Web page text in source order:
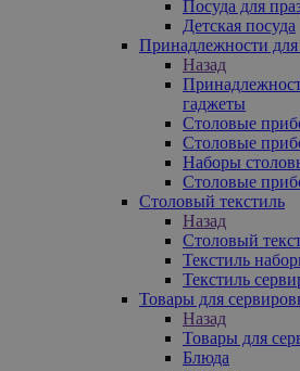
Посуда для
Детская посуда
Принадлежности
Назад
гаджеты
Столовые
Столовые
Наборы
Столовые
Столовый текстиль
Назад
Столовый
Текстиль
Текстиль
Товары для
Назад
Товары для
Блюда